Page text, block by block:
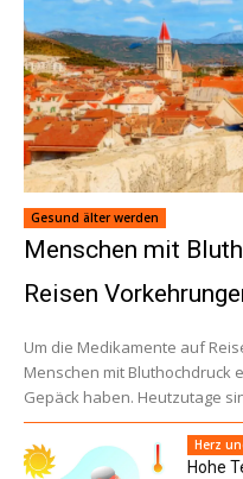
Gesund älter werden
Menschen mit
Reisen
Um die Medikamente auf
Menschen mit Bluthochdruck
Gepäck haben. Heutzutage
Herz
Hohe